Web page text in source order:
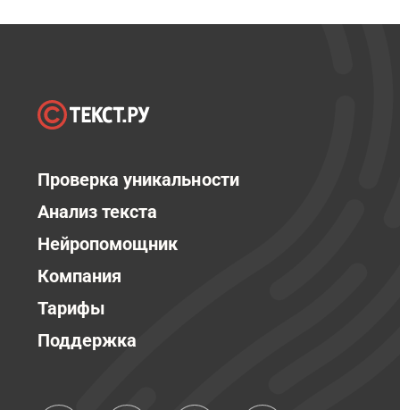
Проверка уникальности
Анализ текста
Нейропомощник
Компания
Тарифы
Поддержка